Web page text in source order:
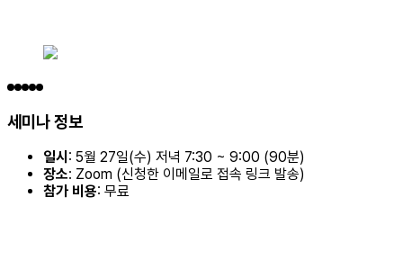
세미나 정보
일시 : 5월 27일(수) 저녁 7:30 ~ 9:00 (90분)
장소: Zoom (신청한 이메일로 접속 링크 발송)
참가 비용: 무료